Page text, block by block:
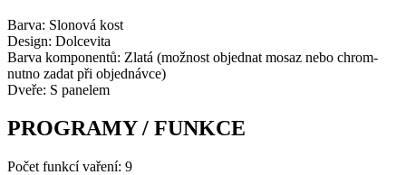
Barva: Slonová kost
Design: Dolcevita
Barva komponentů: Zlatá (možnost objednat mosaz nebo chrom-
nutno zadat při objednávce)
Dveře: S panelem
PROGRAMY / FUNKCE
Počet funkcí vaření: 9